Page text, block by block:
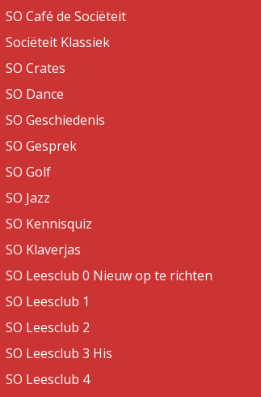
SO Café de Sociëteit
Sociëteit Klassiek
SO Crates
SO Dance
SO Geschiedenis
SO Gesprek
SO Golf
SO Jazz
SO Kennisquiz
SO Klaverjas
SO Leesclub 0 Nieuw op te richten
SO Leesclub 1
SO Leesclub 2
SO Leesclub 3 His
SO Leesclub 4